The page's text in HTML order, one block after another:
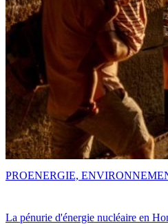
La pénurie d'énergie nucléaire en
PROENERGIE,